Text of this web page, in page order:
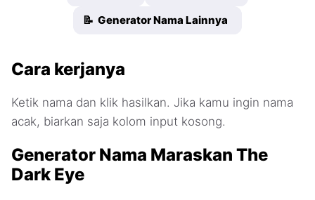
📝 Generator Nama Lainnya
Cara kerjanya
Ketik nama dan klik hasilkan. Jika kamu ingin nama
acak, biarkan saja kolom input kosong.
Generator Nama Maraskan The
Dark Eye